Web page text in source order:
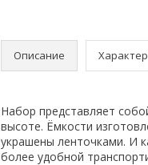
Описание
Набор представляет
высоте. Ёмкости
украшены ленточками. И
более удобной